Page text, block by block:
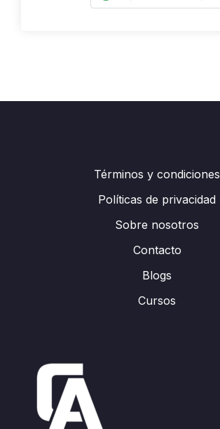
Términos y condiciones
Políticas de privacidad
Sobre nosotros
Contacto
Blogs
Cursos